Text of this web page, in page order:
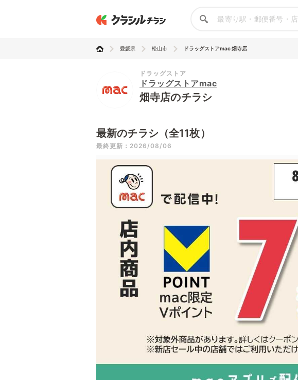
愛媛県 松山市 ドラッグストアmac 畑寺店
ドラッグストア
ドラッグストアmac
畑寺店のチラシ
最新のチラシ（全11枚）
最終更新：2026/08/06